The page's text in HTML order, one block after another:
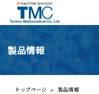
DMNAとは？
ご挨拶
製品情報
トップページ 製品情報